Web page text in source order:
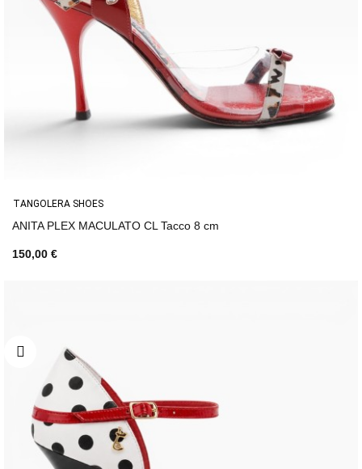
TANGOLERA SHOES
ANITA PLEX MACULATO CL Tacco 8 cm
150,00 €